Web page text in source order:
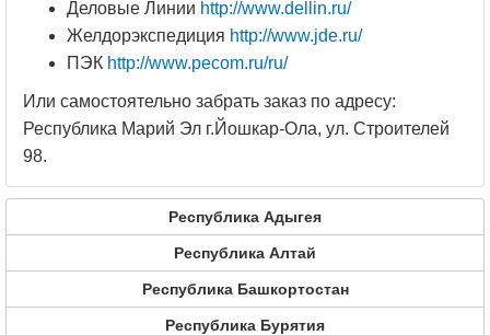
Деловые Линии http://www.dellin.ru/
Желдорэкспедиция http://www.jde.ru/
ПЭК http://www.pecom.ru/ru/
Или самостоятельно забрать заказ по адресу:
Республика Марий Эл г.Йошкар-Ола, ул. Строителей
98.
Республика Адыгея
Республика Алтай
Республика Башкортостан
Республика Бурятия